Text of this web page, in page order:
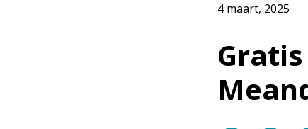
4 maart, 2025